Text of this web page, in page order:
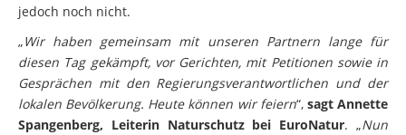
jedoch noch nicht.
„Wir haben gemeinsam mit unseren Partnern lange für
diesen Tag gekämpft, vor Gerichten, mit Petitionen sowie in
Gesprächen mit den Regierungsverantwortlichen und der
lokalen Bevölkerung. Heute können wir feiern“, sagt Annette
Spangenberg, Leiterin Naturschutz bei EuroNatur. „Nun